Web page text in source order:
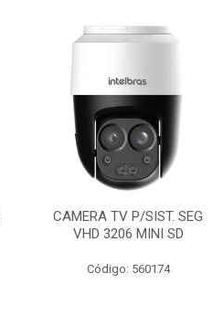
CAMERA TV P/SIST. SEG
VHD 3206 MINI SD
Código: 560174